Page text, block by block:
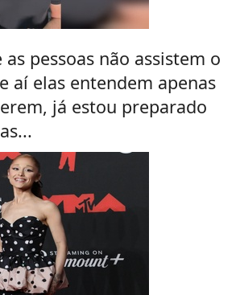
pessoas não assistem o
aí elas entendem apenas
já estou preparado